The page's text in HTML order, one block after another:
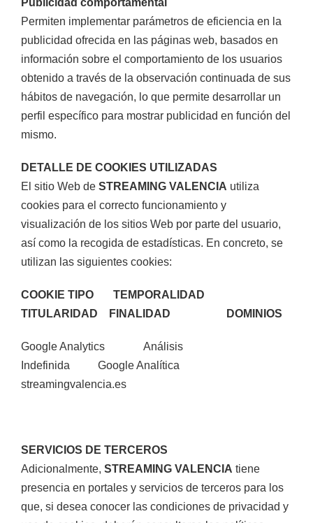
Permiten implementar parámetros de eficiencia en la
publicidad ofrecida en las páginas web, basados en
información sobre el comportamiento de los usuarios
obtenido a través de la observación continuada de sus
hábitos de navegación, lo que permite desarrollar un
perfil específico para mostrar publicidad en función del
mismo.
DETALLE DE COOKIES UTILIZADAS
El sitio Web de STREAMING VALENCIA utiliza
cookies para el correcto funcionamiento y
visualización de los sitios Web por parte del usuario,
así como la recogida de estadísticas. En concreto, se
utilizan las siguientes cookies:
COOKIE TIPO TEMPORALIDAD
TITULARIDAD FINALIDAD DOMINIOS
Google Analytics Análisis
Indefinida Google Analítica
streamingvalencia.es
SERVICIOS DE TERCEROS
Adicionalmente, STREAMING VALENCIA tiene
presencia en portales y servicios de terceros para los
que, si desea conocer las condiciones de privacidad y